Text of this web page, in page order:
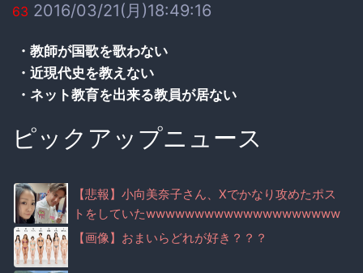
63 2016/03/21(月)18:49:16
・教師が国歌を歌わない
・近現代史を教えない
・ネット教育を出来る教員が居ない
ピックアップニュース
【悲報】小向美奈子さん、Xでかなり攻めたポス
トをしていたwwwwwwwwwwwwwwwwwwww
wwww
【画像】おまいらどれが好き？？？